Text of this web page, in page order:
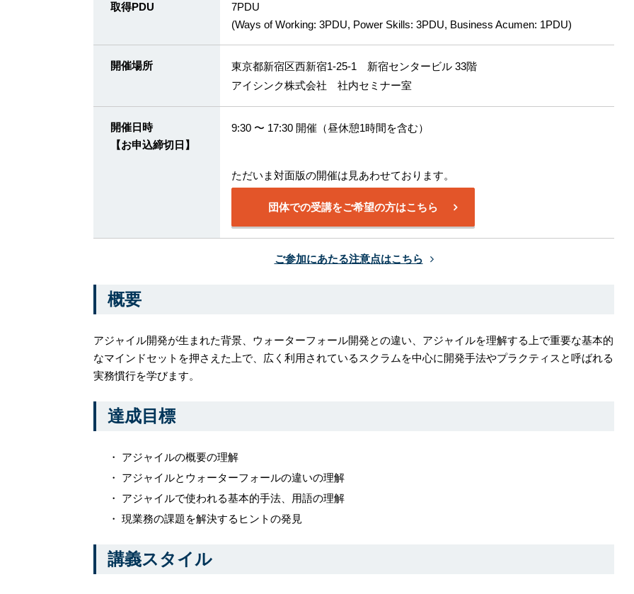
取得PDU
7PDU
(Ways of Working: 3PDU, Power Skills: 3PDU, Business Acumen: 1PDU)
開催場所
東京都新宿区西新宿1-25-1 新宿センタービル 33階
アイシンク株式会社 社内セミナー室
開催日時
【お申込締切日】
9:30 〜 17:30 開催（昼休憩1時間を含む）
ただいま対面版の開催は見あわせております。
団体での受講をご希望の方はこちら
ご参加にあたる注意点はこちら
概要
アジャイル開発が生まれた背景、ウォーターフォール開発との違い、アジャイルを理解する上で重要な基本的
なマインドセットを押さえた上で、広く利用されているスクラムを中心に開発手法やプラクティスと呼ばれる
実務慣行を学びます。
達成目標
アジャイルの概要の理解
アジャイルとウォーターフォールの違いの理解
アジャイルで使われる基本的手法、用語の理解
現業務の課題を解決するヒントの発見
講義スタイル